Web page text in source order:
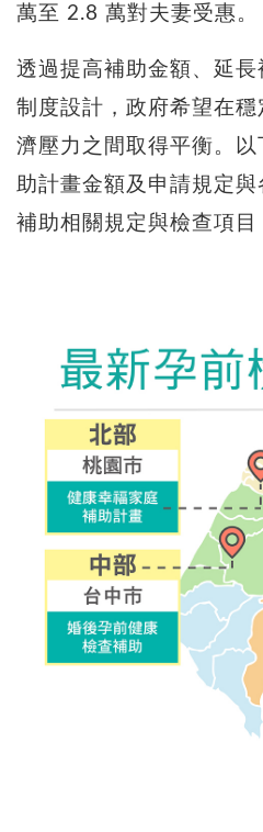
萬至 2.8 萬對夫妻受惠。
透過提高補助金額、延
制度設計，政府希望在
濟壓力之間取得平衡。
助計畫金額及申請規定
補助相關規定與檢查項目